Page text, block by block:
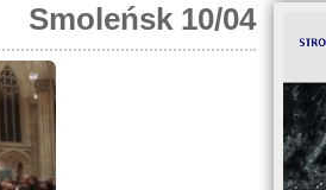
Smoleńsk 10/04